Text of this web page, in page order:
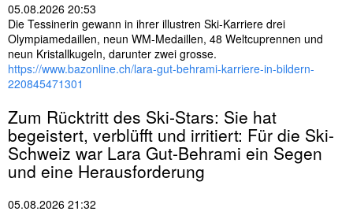
l
w
ö
r
t
e
05.08.2026 20:53
Die Tessinerin gewann in ihrer illustren Ski-Karriere drei
Olympiamedaillen, neun WM-Medaillen, 48 Weltcuprennen und
neun Kristallkugeln, darunter zwei grosse.
https://www.bazonline.ch/lara-gut-behrami-karriere-in-bildern-
220845471301
Zum Rücktritt des Ski-Stars: Sie hat
begeistert, verblüfft und irritiert: Für die Ski-
Schweiz war Lara Gut-Behrami ein Segen
und eine Herausforderung
05.08.2026 21:32